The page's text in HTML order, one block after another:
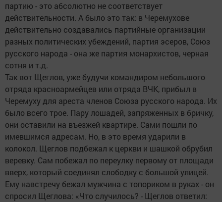
партию - это абсолютно не соответствует
действительности. А было это так: в Черемухове
действительно создавались партийные организации
разных политических убеждений, партия эсеров, Союз
русского народа - она же партия монархистов, черная
сотня и т.д.
Так вот Щеглов, уже будучи командиром небольшого
отряда красноармейцев или отряда ВЧК, прибыл в
Черемуху для ареста членов Союза русского народа. Их
было всего трое. Пару лошадей, запряженных в бричку,
они оставили на въезжей квартире. Сами пошли по
имевшимся адресам. Но, в это время ударили в
колокол. Щеглов подбежал к церкви и шашкой обрубил
веревку. Сам побежал по переулку первому от площади
вверх, который соединял слободку с большой улицей.
Ему навстречу бежал мужчина с топориком в руках - он
спросил Щеглова: «Что случилось? - Щеглов ответил: